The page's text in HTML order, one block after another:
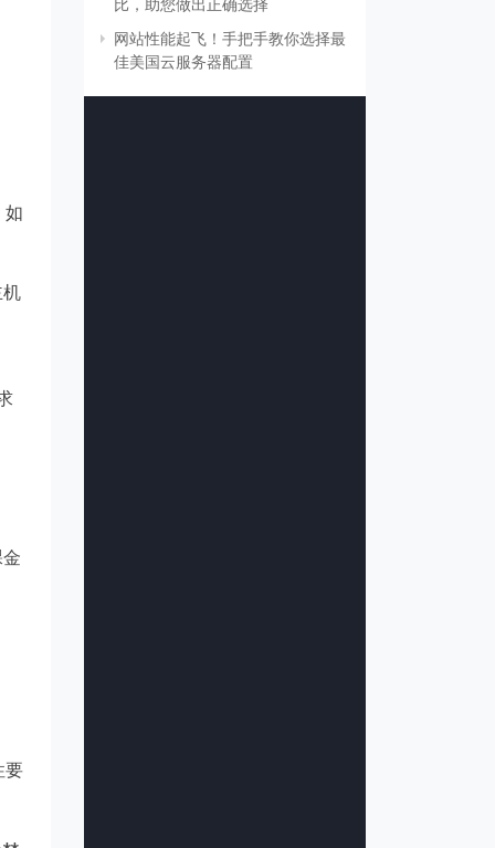
如
要
比，助您做出正确选择
网站性能起飞！手把手教你选择最
佳美国云服务器配置